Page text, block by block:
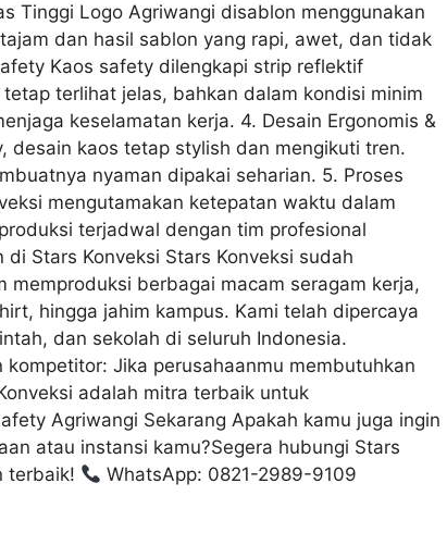
Tinggi Logo Agriwangi disablon menggunakan
dan hasil sablon yang rapi, awet, dan tidak
Kaos safety dilengkapi strip reflektif
terlihat jelas, bahkan dalam kondisi minim
keselamatan kerja. 4. Desain Ergonomis &
desain kaos tetap stylish dan mengikuti tren.
nyaman dipakai seharian. 5. Proses
mengutamakan ketepatan waktu dalam
terjadwal dengan tim profesional
Stars Konveksi Stars Konveksi sudah
berbagai macam seragam kerja,
hingga jahim kampus. Kami telah dipercaya
dan sekolah di seluruh Indonesia.
Jika perusahaanmu membutuhkan
adalah mitra terbaik untuk
Agriwangi Sekarang Apakah kamu juga ingin
atau instansi kamu?Segera hubungi Stars
terbaik!
WhatsApp: 0821-2989-9109